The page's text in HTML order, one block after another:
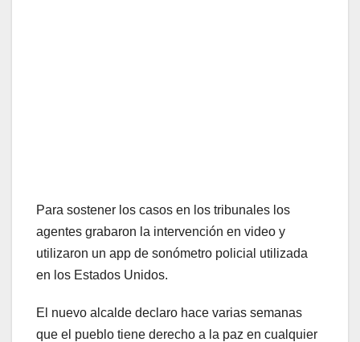
Para sostener los casos en los tribunales los
agentes grabaron la intervención en video y
utilizaron un app de sonómetro policial utilizada
en los Estados Unidos.
El nuevo alcalde declaro hace varias semanas
que el pueblo tiene derecho a la paz en cualquier